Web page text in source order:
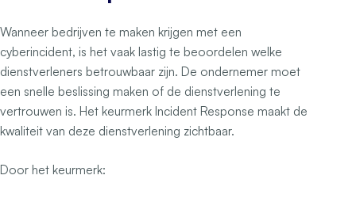
Wanneer bedrijven te maken krijgen met een
cyberincident, is het vaak lastig te beoordelen welke
dienstverleners betrouwbaar zijn. De ondernemer moet
een snelle beslissing maken of de dienstverlening te
vertrouwen is. Het keurmerk Incident Response maakt de
kwaliteit van deze dienstverlening zichtbaar.
Door het keurmerk: